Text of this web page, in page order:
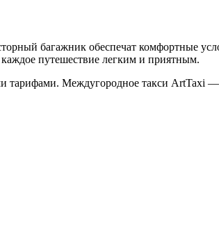
багажник обеспечат комфортные
каждое путешествие легким и приятным.
тарифами. Междугородное такси ArtTaxi